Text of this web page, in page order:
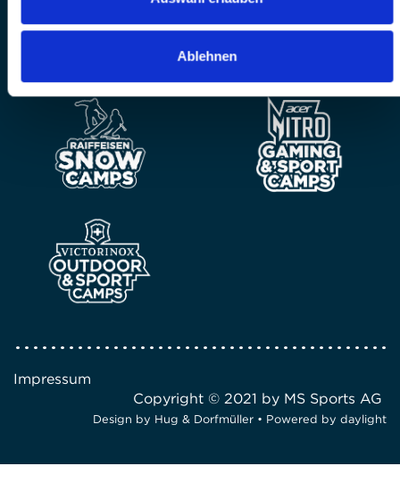
Ablehnen
Impressum
Copyright © 2021 by MS Sports AG
Design by Hug & Dorfmüller • Powered by daylight